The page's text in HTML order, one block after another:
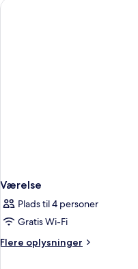
Værelse
Plads til 4 personer
Gratis Wi-Fi
Flere oplysninger
Flere